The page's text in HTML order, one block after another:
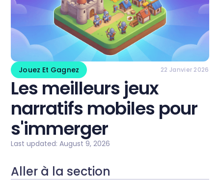
Jouez Et Gagnez 22 Janvier 2026
Les meilleurs jeux
narratifs mobiles pour
s'immerger
Last updated: August 9, 2026
Aller à la section